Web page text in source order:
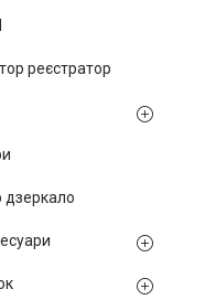
реєстратор
дзеркало